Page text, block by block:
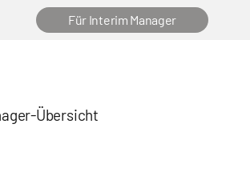
Für Interim Manager
Übersicht